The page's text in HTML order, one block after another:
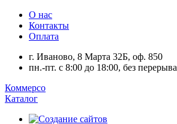
О нас
Контакты
Оплата
г. Иваново, 8 Марта 32Б, оф. 850
пн.-пт. с 8:00 до 18:00, без перерыва
Коммерсо
Каталог